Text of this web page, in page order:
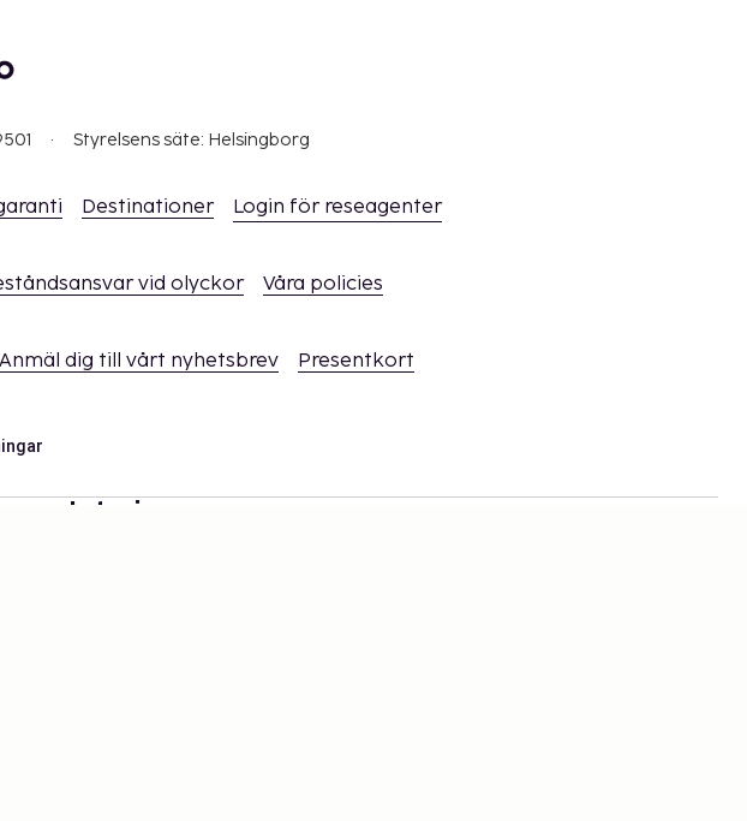
Styrelsens säte: Helsingborg
Destinationer Login för reseagenter
vid olyckor Våra policies
dig till vårt nyhetsbrev Presentkort
uppdateringarna